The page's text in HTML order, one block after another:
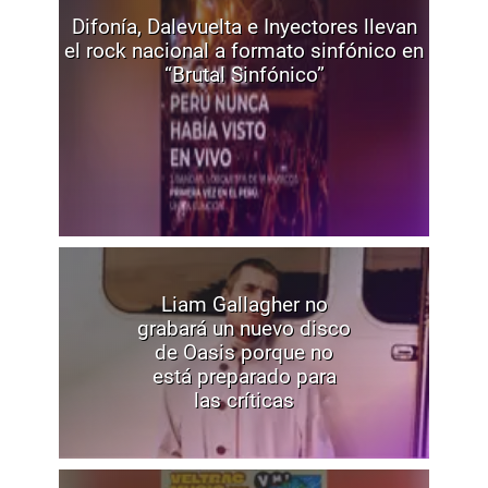
Difonía, Dalevuelta e Inyectores llevan
el rock nacional a formato sinfónico en
“Brutal Sinfónico”
Liam Gallagher no
grabará un nuevo disco
de Oasis porque no
está preparado para
las críticas